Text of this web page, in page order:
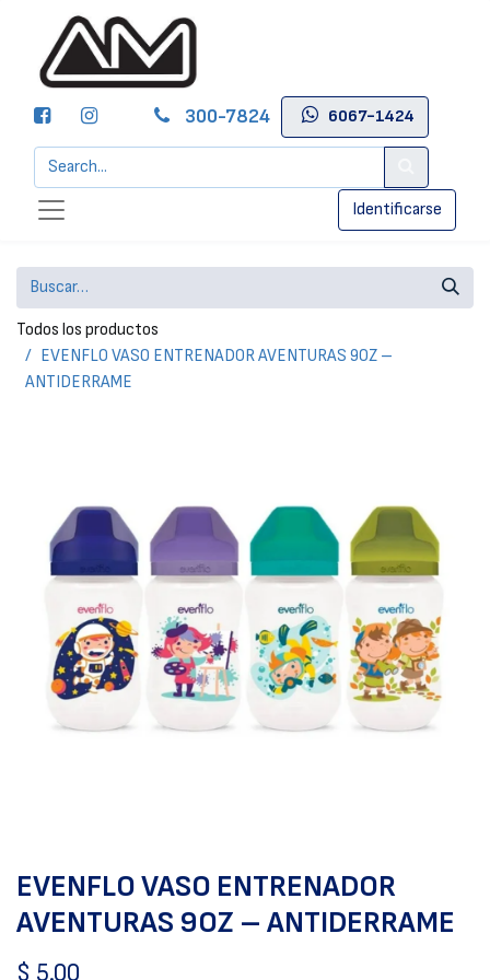
300-7824 6067-1424
Identificarse
Todos los productos
EVENFLO VASO ENTRENADOR AVENTURAS 9OZ –
ANTIDERRAME
EVENFLO VASO ENTRENADOR
AVENTURAS 9OZ – ANTIDERRAME
$ 5.00